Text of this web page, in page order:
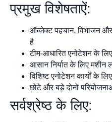
प्रमुख विशेषताऐं:
ऑब्जेक्ट पहचान, विभाजन
है
टीम-आधारित एनोटेशन के
आसान निर्यात के लिए मशीन
विशिष्ट एनोटेशन कार्यों के
छोटे और बड़े दोनों
सर्वश्रेष्ठ के लिए: